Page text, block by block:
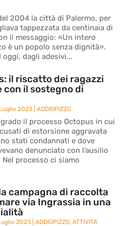
2004 la città di Palermo, per
tappezzata da centinaia di
il messaggio: «Un intero
è un popolo senza dignità».
oggi, dagli adesivi...
il riscatto dei ragazzi
con il sostegno di
2023 |ADDIOPIZZO
il processo Octopus in cui
di estorsione aggravata
stati condannati e dove
denunciato con l’ausilio
processo ci siamo
campagna di raccolta
via Ingrassia in una
2023 |ADDIOPIZZO,ATTIVITA'